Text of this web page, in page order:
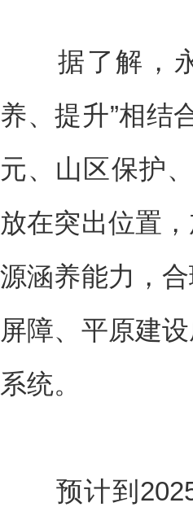
据了解，永
养、提升”相结
元、山区保护
放在突出位置
源涵养能力，
屏障、平原建
系统。
预计到2025